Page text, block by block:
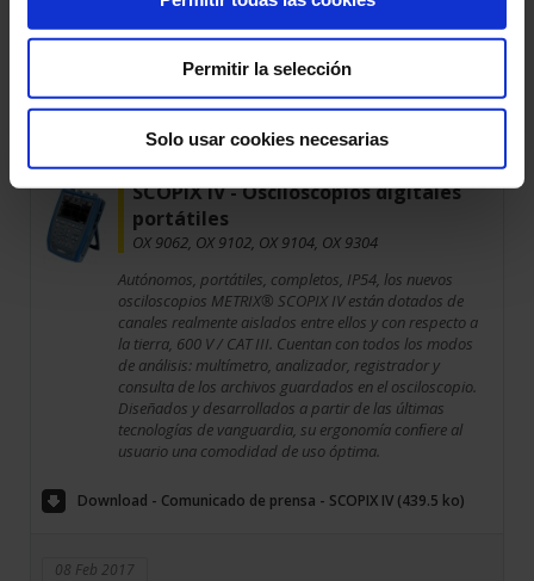
Permitir la selección
Solo usar cookies necesarias
SCOPIX IV - Osciloscopios digitales
portátiles
OX 9062, OX 9102, OX 9104, OX 9304
Autónomos, portátiles, completos, IP54, los nuevos
osciloscopios METRIX® SCOPIX IV están dotados de
canales realmente aislados entre ellos y con respecto a
la tierra, 600 V / CAT III. Cuentan con todos los modos
de análisis: multímetro, analizador, registrador y
consulta de los archivos guardados en el osciloscopio.
Diseñados y desarrollados a partir de las últimas
tecnologías de vanguardia, su ergonomía conﬁere al
usuario una comodidad de uso óptima.
Download - Comunicado de prensa - SCOPIX IV (439.5 ko)
08 Feb 2017